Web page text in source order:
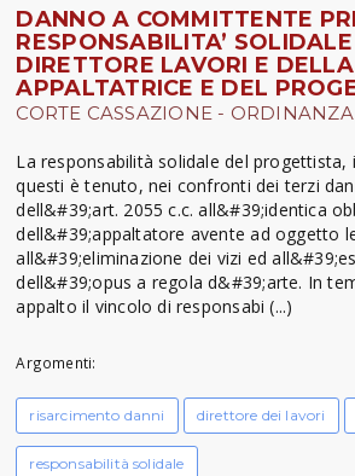
DANNO A COMMITTENTE
RESPONSABILITA’
DIRETTORE LAVORI E
APPALTATRICE E DEL
CORTE CASSAZIONE - ORDINANZA
La responsabilità solidale del progettista,
questi è tenuto, nei confronti dei terzi
dell&#39;art. 2055 c.c. all&#39;identica
dell&#39;appaltatore avente ad oggetto
all&#39;eliminazione dei vizi ed
dell&#39;opus a regola d&#39;arte. In
appalto il vincolo di responsabi (...)
Argomenti:
risarcimento danni direttore dei lavori
responsabilità solidale